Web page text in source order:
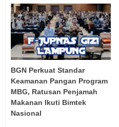
BGN Perkuat Standar
Keamanan Pangan Program
MBG, Ratusan Penjamah
Makanan Ikuti Bimtek
Nasional